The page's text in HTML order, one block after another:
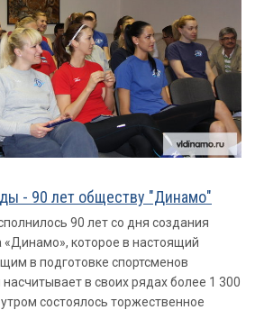
- 90 лет обществу "Динамо"
90 лет со дня создания
«Динамо», которое в настоящий
в подготовке спортсменов
в своих рядах более 1 300
состоялось торжественное